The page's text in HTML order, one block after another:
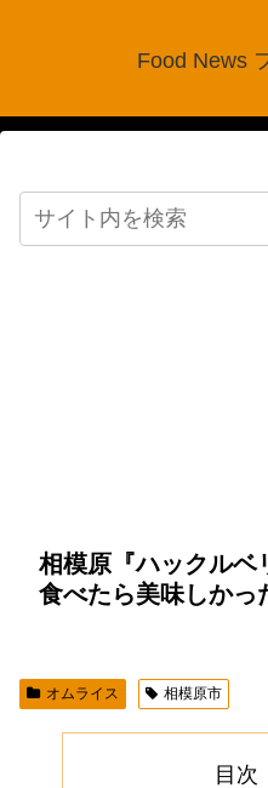
Food News
相模原『ハックルベ
食べたら美味しかっ
オムライス 相模原市
目次